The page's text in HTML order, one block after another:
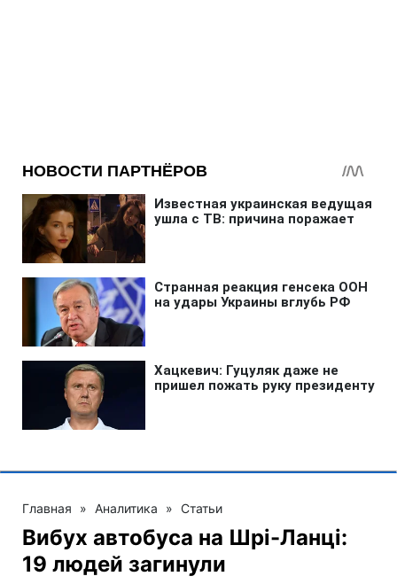
Главная » Аналитика » Статьи
Вибух автобуса на Шрі-Ланці:
19 людей загинули